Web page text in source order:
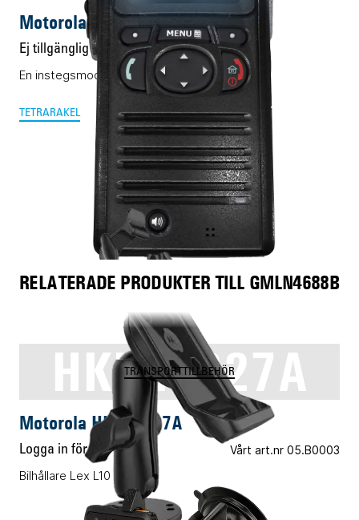
Motorola CEP400
Ej tillgänglig
En instegsmodell i TETRA-världen
TETRARAKEL
RELATERADE PRODUKTER TILL GMLN4688B
HKLN4627A
TRANSPORTTILLBEHÖR
Motorola HKLN4627A
Logga in för pris Vårt art.nr 05.B0003
Bilhållare Lex L10